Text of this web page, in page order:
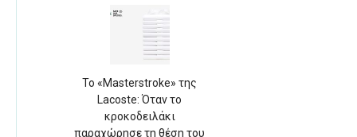
Το «Masterstroke» της
Lacoste: Όταν το
κροκοδειλάκι
παραχώρησε τη θέση του